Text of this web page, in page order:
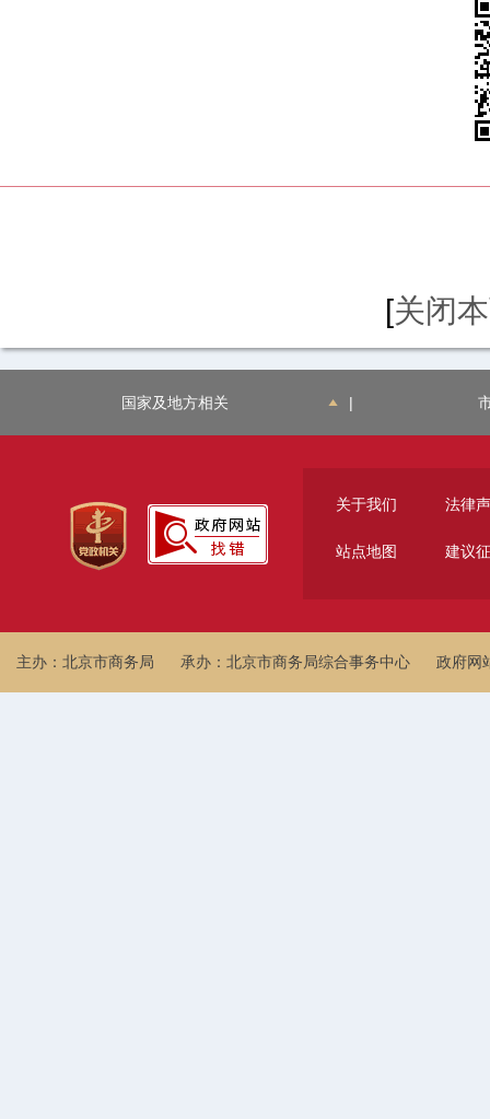
[关闭
国家及地方相关 |
关于我们 法律
站点地图 建议
主办：北京市商务局 承办：北京市商务局综合事务中心 政府网